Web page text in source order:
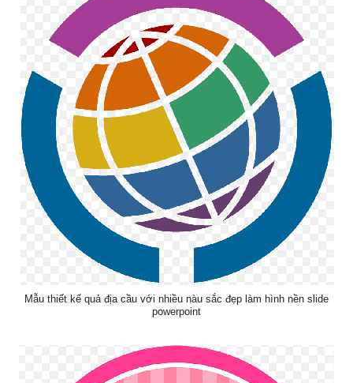
Mẫu thiết kế quả địa cầu với nhiều nàu sắc đẹp làm hình nền slide
powerpoint